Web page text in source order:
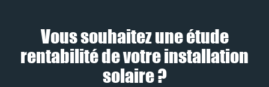
Vous souhaitez une étude
rentabilité de votre installation
solaire ?